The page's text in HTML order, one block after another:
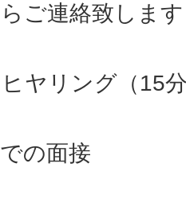
ご連絡致します
ヒヤリング（15
の面接